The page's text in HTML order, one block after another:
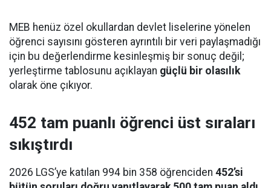
MEB henüz özel okullardan devlet liselerine yönelen
öğrenci sayısını gösteren ayrıntılı bir veri paylaşmadığı
için bu değerlendirme kesinleşmiş bir sonuç değil;
yerleştirme tablosunu açıklayan güçlü bir olasılık
olarak öne çıkıyor.
452 tam puanlı öğrenci üst sıraları
sıkıştırdı
2026 LGS’ye katılan 994 bin 358 öğrenciden 452’si